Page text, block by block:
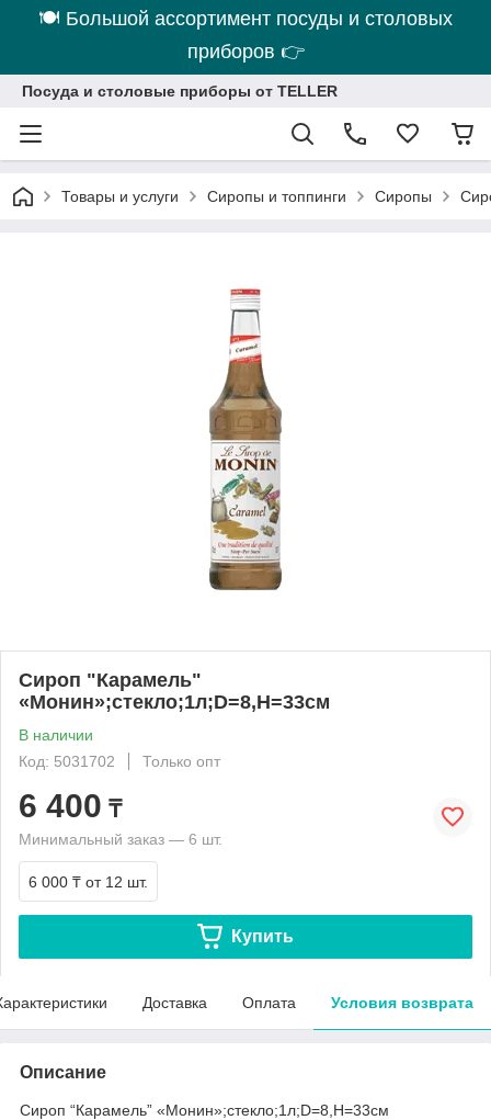
🍽 Большой ассортимент посуды и столовых
приборов 👉
Посуда и столовые приборы от TELLER
Товары и услуги Сиропы и топпинги Сиропы
Сироп "Карамель"
«Монин»;стекло;1л;D=8,H=33см
В наличии
Код: 5031702
Только опт
6 400 ₸
Минимальный заказ — 6 шт.
6 000 ₸ от 12 шт.
Купить
Доставка Оплата Условия возврата
Описание
Сироп “Карамель” «Монин»;стекло;1л;D=8,H=33см